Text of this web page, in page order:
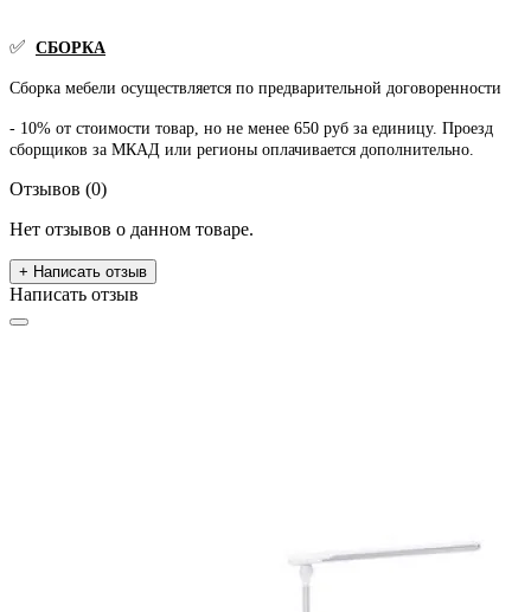
✅ СБОРКА
Сборка мебели осуществляется по предварительной договоренности
- 10% от стоимости товар, но не менее 650 руб за единицу. Проезд
сборщиков за МКАД или регионы оплачивается дополнительно.
Отзывов (0)
Нет отзывов о данном товаре.
+ Написать отзыв
Написать отзыв